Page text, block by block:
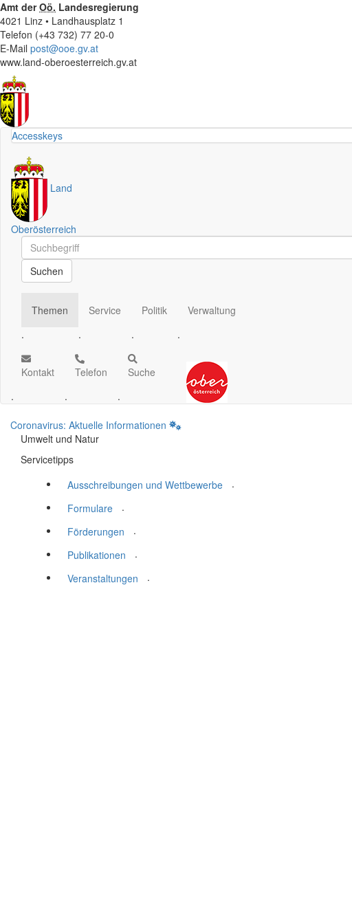
Amt derOö. Landesregierung
4021 Linz • Landhausplatz 1
Telefon (+43 732) 77 20-0
E-Mail post@ooe.gv.at
www.land-oberoesterreich.gv.at
Accesskeys
Land
Oberösterreich
Schnellsuche
Schnellsuche
Suchen
Themen
.
Service
.
Politik
.
Verwaltung
.
Kontakt
.
Telefon
.
Suche
.
Coronavirus: Aktuelle Informationen
Umwelt und Natur
Servicetipps
Ausschreibungen und Wettbewerbe
.
Formulare
.
Förderungen
.
Publikationen
.
Veranstaltungen
.